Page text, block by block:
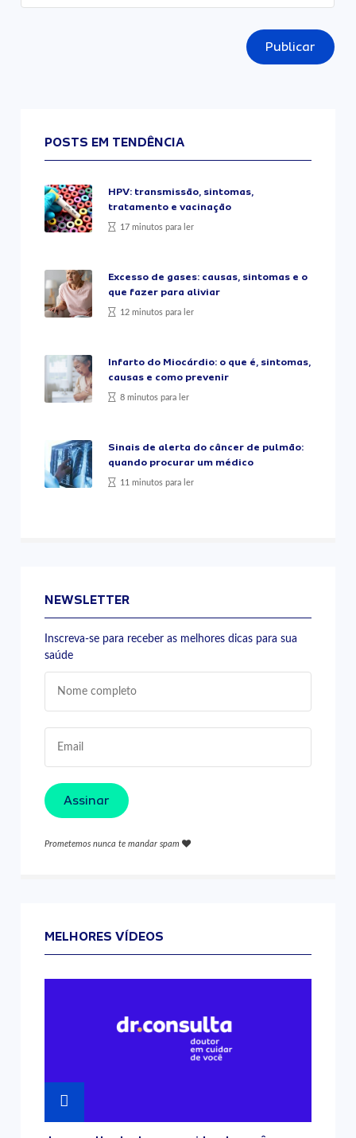
Publicar
POSTS EM TENDÊNCIA
HPV: transmissão, sintomas,
tratamento e vacinação
17 minutos para ler
Excesso de gases: causas, sintomas e o
que fazer para aliviar
12 minutos para ler
Infarto do Miocárdio: o que é, sintomas,
causas e como prevenir
8 minutos para ler
Sinais de alerta do câncer de pulmão:
quando procurar um médico
11 minutos para ler
NEWSLETTER
Inscreva-se para receber as melhores dicas para sua
saúde
Assinar
Prometemos nunca te mandar spam
MELHORES VÍDEOS